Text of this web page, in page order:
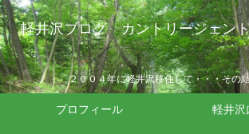
軽井沢ブログ カントリージェン
２００４年に軽井沢移住して・・・その
プロフィール 軽井沢